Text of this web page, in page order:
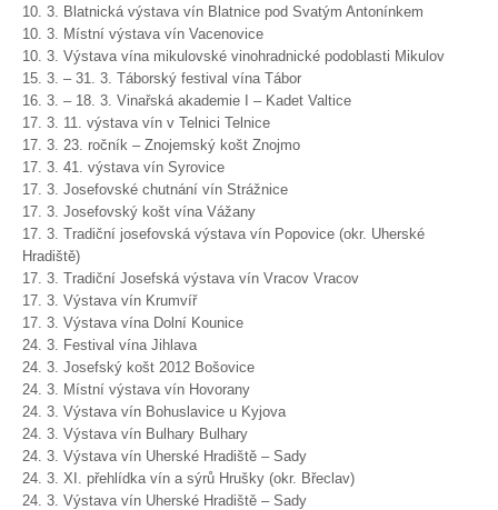
10. 3. Blatnická výstava vín Blatnice pod Svatým Antonínkem
10. 3. Místní výstava vín Vacenovice
10. 3. Výstava vína mikulovské vinohradnické podoblasti Mikulov
15. 3. – 31. 3. Táborský festival vína Tábor
16. 3. – 18. 3. Vinařská akademie I – Kadet Valtice
17. 3. 11. výstava vín v Telnici Telnice
17. 3. 23. ročník – Znojemský košt Znojmo
17. 3. 41. výstava vín Syrovice
17. 3. Josefovské chutnání vín Strážnice
17. 3. Josefovský košt vína Vážany
17. 3. Tradiční josefovská výstava vín Popovice (okr. Uherské
Hradiště)
17. 3. Tradiční Josefská výstava vín Vracov Vracov
17. 3. Výstava vín Krumvíř
17. 3. Výstava vína Dolní Kounice
24. 3. Festival vína Jihlava
24. 3. Josefský košt 2012 Bošovice
24. 3. Místní výstava vín Hovorany
24. 3. Výstava vín Bohuslavice u Kyjova
24. 3. Výstava vín Bulhary Bulhary
24. 3. Výstava vín Uherské Hradiště – Sady
24. 3. XI. přehlídka vín a sýrů Hrušky (okr. Břeclav)
24. 3. Výstava vín Uherské Hradiště – Sady